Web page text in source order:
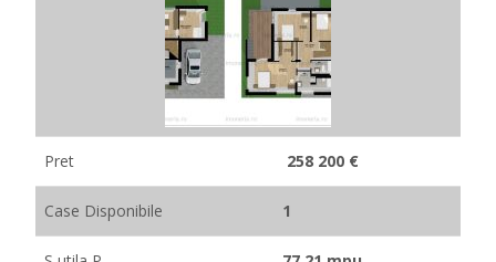
Pret 258 200 €
Case Disponibile 1